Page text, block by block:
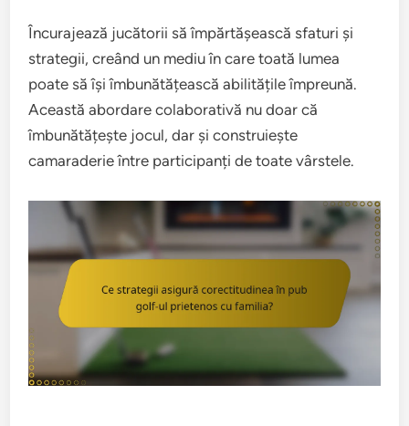
Încurajează jucătorii să împărtășească sfaturi și
strategii, creând un mediu în care toată lumea
poate să își îmbunătățească abilitățile împreună.
Această abordare colaborativă nu doar că
îmbunătățește jocul, dar și construiește
camaraderie între participanți de toate vârstele.